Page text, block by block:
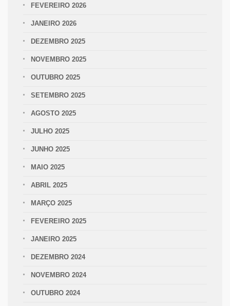
FEVEREIRO 2026
JANEIRO 2026
DEZEMBRO 2025
NOVEMBRO 2025
OUTUBRO 2025
SETEMBRO 2025
AGOSTO 2025
JULHO 2025
JUNHO 2025
MAIO 2025
ABRIL 2025
MARÇO 2025
FEVEREIRO 2025
JANEIRO 2025
DEZEMBRO 2024
NOVEMBRO 2024
OUTUBRO 2024